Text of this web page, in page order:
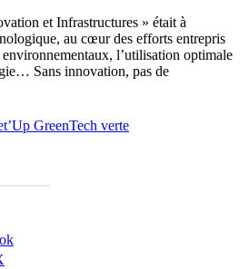
et Infrastructures » était à
au cœur des efforts entrepris
l’utilisation optimale
Sans innovation, pas de
GreenTech verte